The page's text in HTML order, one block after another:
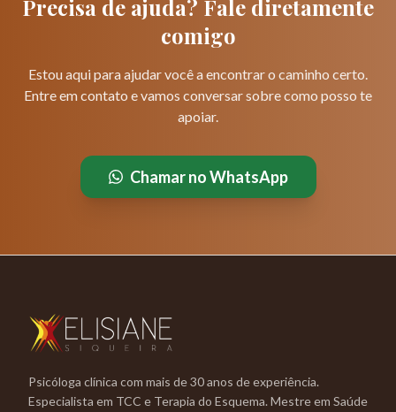
Precisa de ajuda? Fale diretamente
comigo
Estou aqui para ajudar você a encontrar o caminho certo.
Entre em contato e vamos conversar sobre como posso te
apoiar.
Chamar no WhatsApp
Psicóloga clínica com mais de 30 anos de experiência.
Especialista em TCC e Terapia do Esquema. Mestre em Saúde